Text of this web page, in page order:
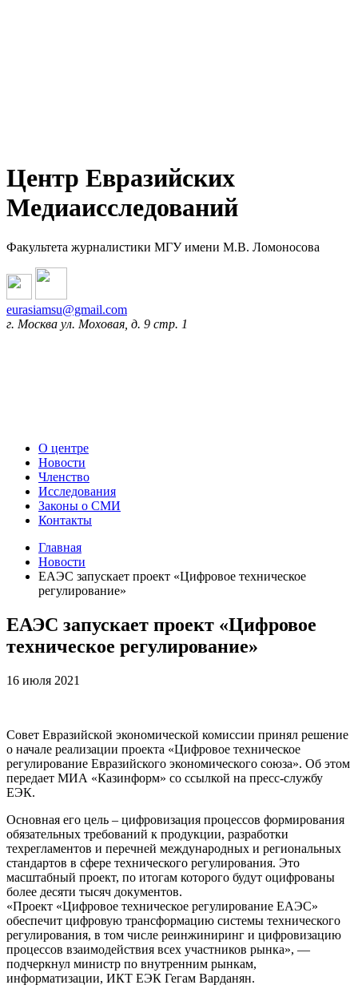
Центр Евразийских
Медиаисследований
Факультета журналистики МГУ имени М.В. Ломоносова
eurasiamsu@gmail.com
г. Москва ул. Моховая, д. 9 стр. 1
О центре
Новости
Членство
Исследования
Законы о СМИ
Контакты
Главная
Новости
ЕАЭС запускает проект «Цифровое техническое
регулирование»
ЕАЭС запускает проект «Цифровое
техническое регулирование»
16 июля 2021
Совет Евразийской экономической комиссии принял решение
о начале реализации проекта «Цифровое техническое
регулирование Евразийского экономического союза». Об этом
передает МИА «Казинформ» со ссылкой на пресс-службу
ЕЭК.
Основная его цель – цифровизация процессов формирования
обязательных требований к продукции, разработки
техрегламентов и перечней международных и региональных
стандартов в сфере технического регулирования. Это
масштабный проект, по итогам которого будут оцифрованы
более десяти тысяч документов.
«Проект «Цифровое техническое регулирование ЕАЭС»
обеспечит цифровую трансформацию системы технического
регулирования, в том числе реинжиниринг и цифровизацию
процессов взаимодействия всех участников рынка», —
подчеркнул министр по внутренним рынкам,
информатизации, ИКТ ЕЭК Гегам Варданян.